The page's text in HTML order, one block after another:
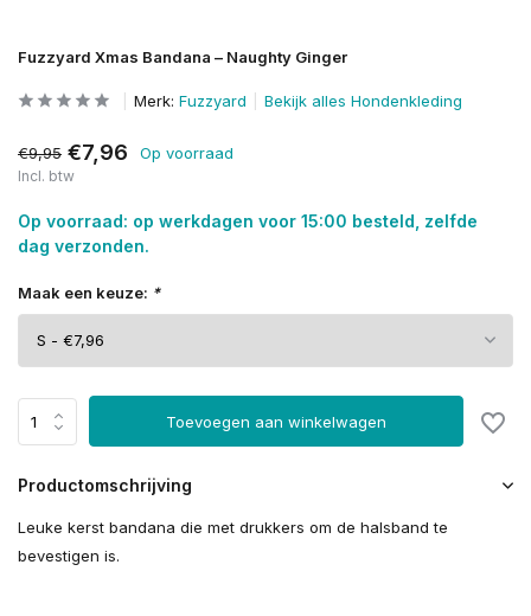
Fuzzyard Xmas Bandana – Naughty Ginger
Merk: Fuzzyard Bekijk alles Hondenkleding
€9,95 €7,96 Op voorraad
Incl. btw
Op voorraad: op werkdagen voor 15:00 besteld, zelfde
dag verzonden.
Maak een keuze: *
Toevoegen aan winkelwagen
Productomschrijving
Leuke kerst bandana die met drukkers om de halsband te
bevestigen is.